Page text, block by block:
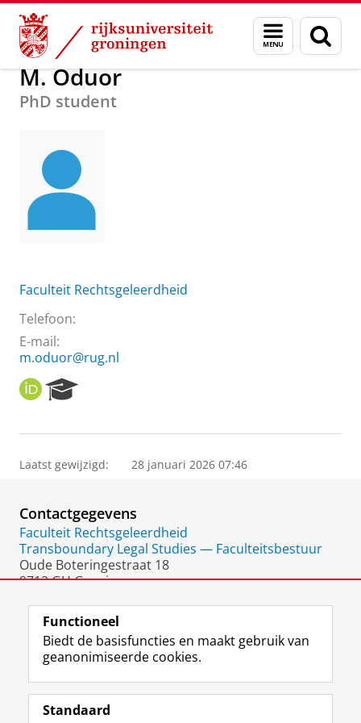
Skip
Content
Skip
Navigation
Menu
en
zoeken
Over ons M. Oduor
M. Oduor
PhD student
Faculteit Rechtsgeleerdheid
Telefoon:
E-mail:
m.oduor@rug.nl
O
R
I
e
r
P
o
r
t
a
Laatst gewijzigd: 28 januari 2026 07:46
Contactgegevens
Faculteit Rechtsgeleerdheid
Transboundary Legal Studies — Faculteitsbestuur
Oude Boteringestraat 18
9712 GH Groningen
Volg de RUG
F
a
L
i
R
S
I
n
Y
o
Functioneel
Biedt de basisfuncties en maakt gebruik van
geanonimiseerde cookies.
Standaard